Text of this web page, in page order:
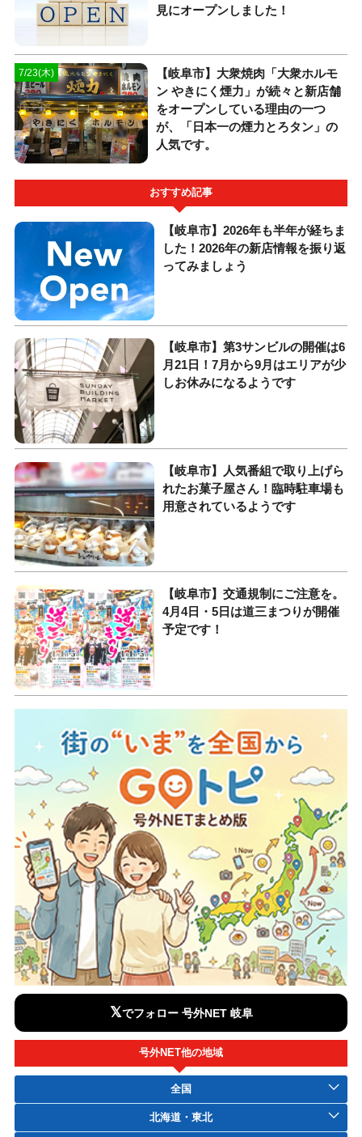
見にオープンしました！
7/23(木)
【岐阜市】大衆焼肉「大衆ホルモ
ン やきにく煙力」が続々と新店舗
をオープンしている理由の一つ
が、「日本一の煙力とろタン」の
人気です。
おすすめ記事
【岐阜市】2026年も半年が経ちま
した！2026年の新店情報を振り返
ってみましょう
【岐阜市】第3サンビルの開催は6
月21日！7月から9月はエリアが少
しお休みになるようです
【岐阜市】人気番組で取り上げら
れたお菓子屋さん！臨時駐車場も
用意されているようです
【岐阜市】交通規制にご注意を。
4月4日・5日は道三まつりが開催
予定です！
𝕏でフォロー 号外NET 岐阜
号外NET他の地域
全国
北海道・東北